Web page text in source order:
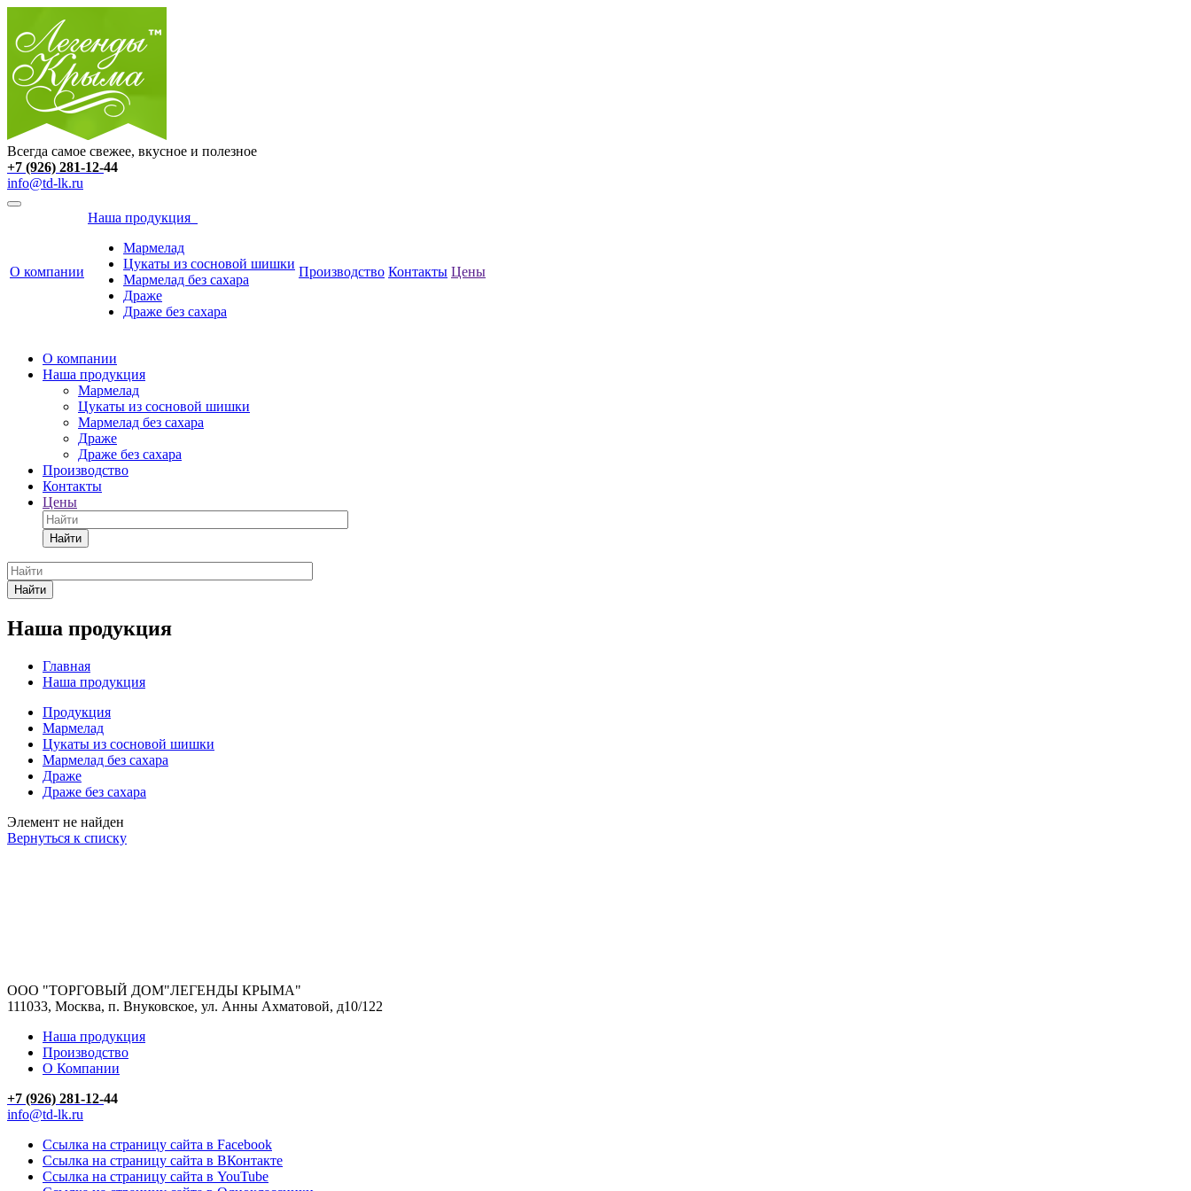
Всегда самое свежее, вкусное и полезное
+7 (926) 281-12-44
info@td-lk.ru
О компании
Наша продукция
Мармелад
Цукаты из сосновой шишки
Мармелад без сахара
Драже
Драже без сахара
Производство Контакты Цены
О компании
Наша продукция
Мармелад
Цукаты из сосновой шишки
Мармелад без сахара
Драже
Драже без сахара
Производство
Контакты
Цены
Найти
Найти
Наша продукция
Главная
Наша продукция
Продукция
Мармелад
Цукаты из сосновой шишки
Мармелад без сахара
Драже
Драже без сахара
Элемент не найден
Вернуться к списку
ООО "ТОРГОВЫЙ ДОМ"ЛЕГЕНДЫ КРЫМА"
111033, Москва, п. Внуковское, ул. Анны Ахматовой, д10/122
Наша продукция
Производство
О Компании
+7 (926) 281-12-44
info@td-lk.ru
Ссылка на страницу сайта в Facebook
Ссылка на страницу сайта в ВКонтакте
Ссылка на страницу сайта в YouTube